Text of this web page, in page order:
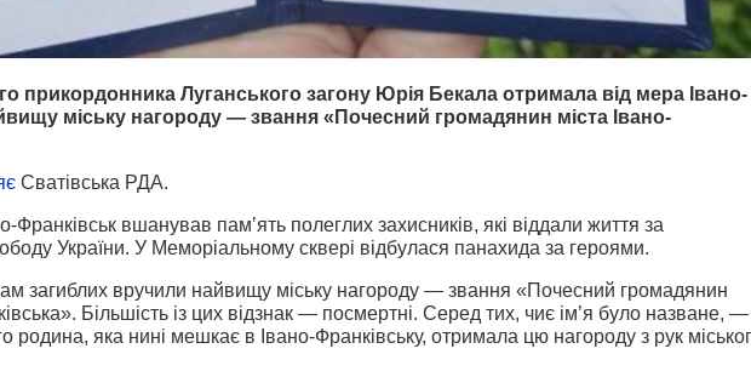
прикордонника Луганського загону Юрія Бекала отримала від мера Івано-
міську нагороду — звання «Почесний громадянин міста Івано-
Сватівська РДА.
Франківськ вшанував памʼять полеглих захисників, які віддали життя за
України. У Меморіальному сквері відбулася панахида за героями.
загиблих вручили найвищу міську нагороду — звання «Почесний громадянин
Більшість із цих відзнак — посмертні. Серед тих, чиє ім’я було назване, —
родина, яка нині мешкає в Івано-Франківську, отримала цю нагороду з рук